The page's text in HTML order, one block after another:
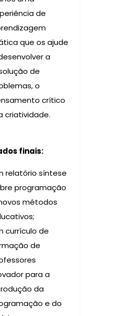
de
que os ajude
a
de
o
crítico
criatividade.
finais:
relatório síntese
programação
métodos
currículo de
de
para a
da
e do